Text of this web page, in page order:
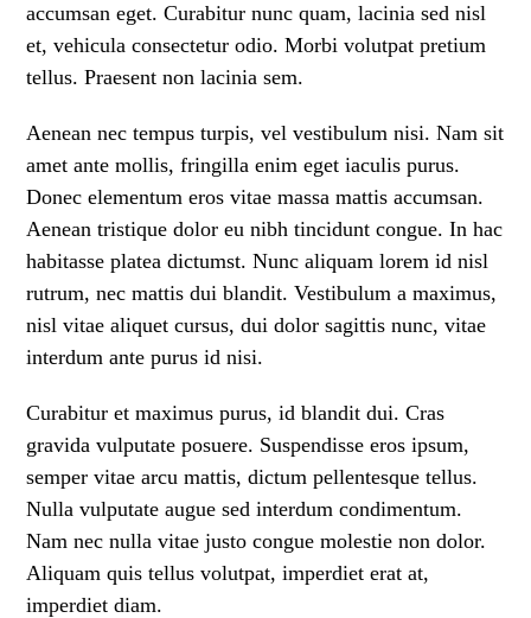
accumsan eget. Curabitur nunc quam, lacinia sed nisl
et, vehicula consectetur odio. Morbi volutpat pretium
tellus. Praesent non lacinia sem.
Aenean nec tempus turpis, vel vestibulum nisi. Nam sit
amet ante mollis, fringilla enim eget iaculis purus.
Donec elementum eros vitae massa mattis accumsan.
Aenean tristique dolor eu nibh tincidunt congue. In hac
habitasse platea dictumst. Nunc aliquam lorem id nisl
rutrum, nec mattis dui blandit. Vestibulum a maximus,
nisl vitae aliquet cursus, dui dolor sagittis nunc, vitae
interdum ante purus id nisi.
Curabitur et maximus purus, id blandit dui. Cras
gravida vulputate posuere. Suspendisse eros ipsum,
semper vitae arcu mattis, dictum pellentesque tellus.
Nulla vulputate augue sed interdum condimentum.
Nam nec nulla vitae justo congue molestie non dolor.
Aliquam quis tellus volutpat, imperdiet erat at,
imperdiet diam.